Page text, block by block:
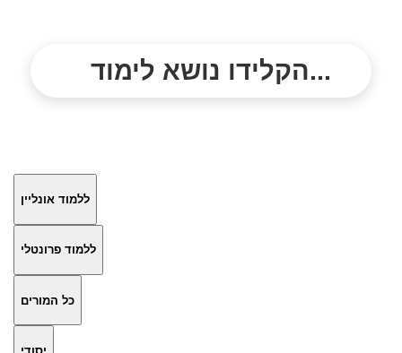
הקלידו נושא לימוד...
ללמוד אונליין
ללמוד פרונטלי
כל המורים